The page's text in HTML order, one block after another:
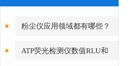
粉尘仪应用领域都有哪些？
ATP荧光检测仪数值RLU和